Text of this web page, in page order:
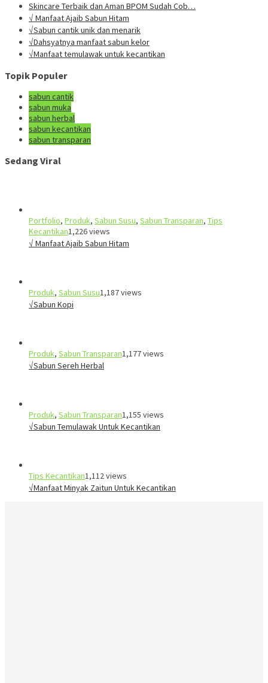
Skincare Terbaik dan Aman BPOM Sudah Cob…
√ Manfaat Ajaib Sabun Hitam
√Sabun cantik unik dan menarik
√Dahsyatnya manfaat sabun kelor
√Manfaat temulawak untuk kecantikan
Topik Populer
sabun cantik
sabun muka
sabun herbal
sabun kecantikan
sabun transparan
Sedang Viral
Portfolio, Produk, Sabun Susu, Sabun Transparan, Tips
Kecantikan1,226 views
√ Manfaat Ajaib Sabun Hitam
Produk, Sabun Susu1,187 views
√Sabun Kopi
Produk, Sabun Transparan1,177 views
√Sabun Sereh Herbal
Produk, Sabun Transparan1,155 views
√Sabun Temulawak Untuk Kecantikan
Tips Kecantikan1,112 views
√Manfaat Minyak Zaitun Untuk Kecantikan